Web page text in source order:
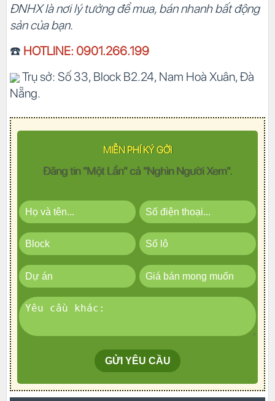
ĐNHX là nơi lý tưởng để mua, bán nhanh bất động
sản của bạn.
☎️ HOTLINE: 0901.266.199
Trụ sở: Số 33, Block B2.24, Nam Hoà Xuân, Đà
Nẵng.
MIỄN PHÍ KÝ GỞI
Đăng tin "Một Lần" cả "Nghìn Người Xem".